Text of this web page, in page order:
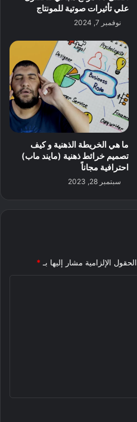
علي تأثيرات صوتية للمونتاج
نوفمبر 7, 2024
ما هي الخريطة الذهنية و كيف
تصميم خرائط ذهنية (مايند ماب)
احترافية مجاناً
سبتمبر 28, 2023
الحقول الإلزامية مشار إليها بـ *